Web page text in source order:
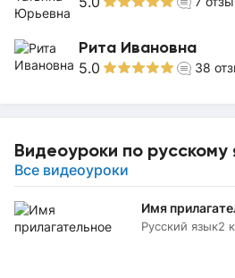
Рита Ивановна
5.0 38
Видеоуроки по русскому
Все видеоуроки
Имя
Русский язык2